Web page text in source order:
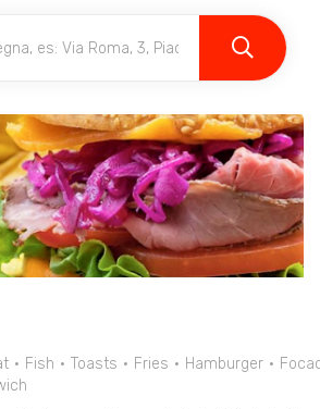
Fish Toasts Fries Hamburger